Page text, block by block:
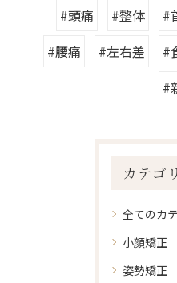
#頭痛
#整体 #
#腰痛
#左右差 #
#
カテゴ
全てのカ
小顔矯正
姿勢矯正